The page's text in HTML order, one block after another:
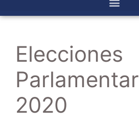
Elecciones
2020